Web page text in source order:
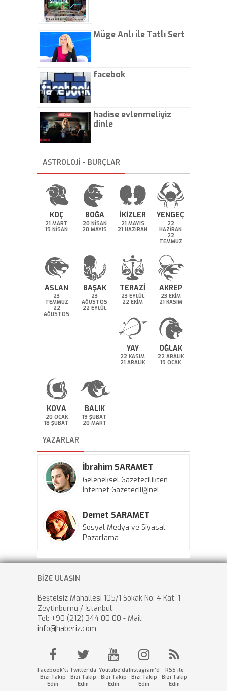
Müge Anlı ile Tatlı Sert
facebok
hadise evlenmeliyiz
dinle
ASTROLOJİ - BURÇLAR
KOÇ
21 MART
19 NİSAN
BOĞA
20 NİSAN
20 MAYIS
İKİZLER
21 MAYIS
21 HAZİRAN
YENGEÇ
22
HAZİRAN
22
TEMMUZ
ASLAN
23
TEMMUZ
22
AĞUSTOS
BAŞAK
23
AĞUSTOS
22 EYLÜL
TERAZİ
23 EYLÜL
22 EKİM
AKREP
23 EKİM
21 KASIM
YAY
22 KASIM
21 ARALIK
OĞLAK
22 ARALIK
19 OCAK
KOVA
20 OCAK
18 ŞUBAT
BALIK
19 ŞUBAT
20 MART
YAZARLAR
İbrahim SARAMET
Geleneksel Gazetecilikten
İnternet Gazeteciliğine!
Demet SARAMET
Sosyal Medya ve Siyasal
Pazarlama
BİZE ULAŞIN
Beştelsiz Mahallesi 105/1 Sokak No: 4 Kat: 1
Zeytinburnu / İstanbul
Tel: +90 (212) 344 00 00 - Mail:
info@haberiz.com
Facebook'ta
Bizi Takip
Edin
Twitter'da
Bizi Takip
Edin
Youtube'da
Bizi Takip
Edin
Instagram'da
Bizi Takip
Edin
RSS ile
Bizi Takip
Edin